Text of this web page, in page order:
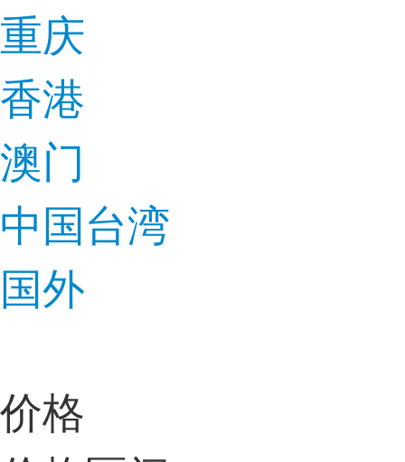
重庆
香港
澳门
中国台湾
国外
价格